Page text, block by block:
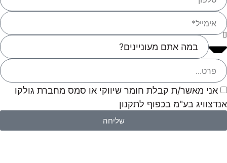
אני מאשר/ת קבלת חומר שיווקי או סמס מחברת גולקו
אנדצוויג בע"מ בכפוף לתקנון
שליחה